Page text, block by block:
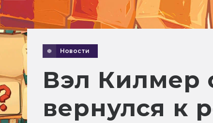
Новости
Вэл Килмер
вернулся к